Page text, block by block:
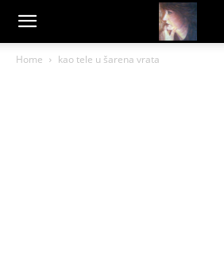
Dragana
Home kao tele u šarena vrata